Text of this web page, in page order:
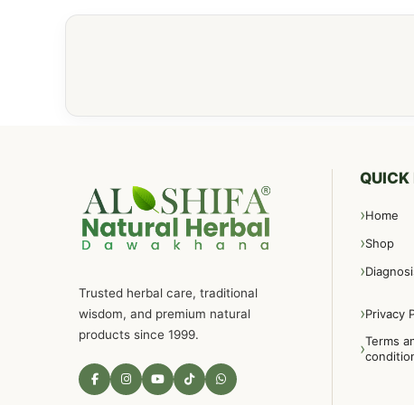
Trusted herbal care, traditional
wisdom, and premium natural
products since 1999.
QUICK
Home
Shop
Privacy
Terms